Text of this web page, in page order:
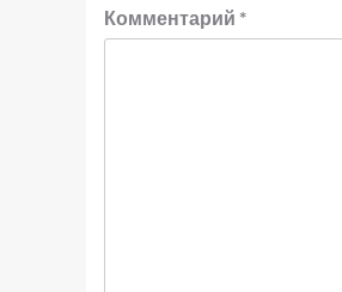
Комментарий *